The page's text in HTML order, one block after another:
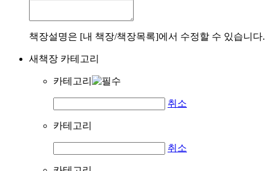
책장설명은 [내 책장/책장목록]에서 수정할 수 있습니다.
새책장 카테고리
카테고리
취소
카테고리
취소